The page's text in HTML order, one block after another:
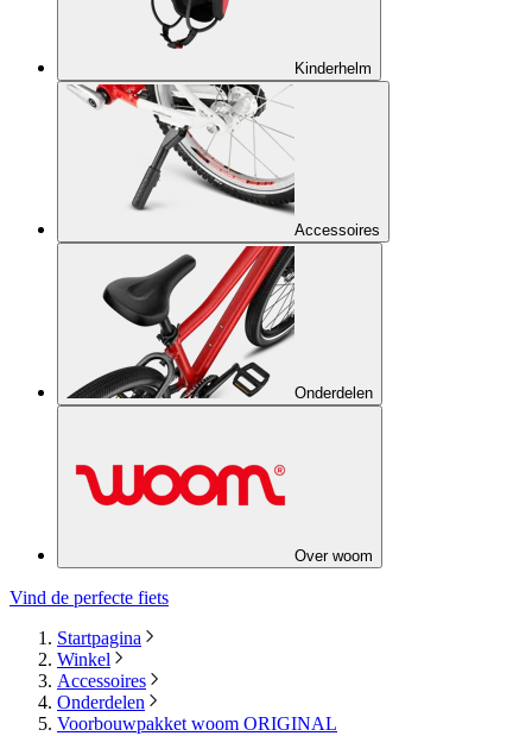
Kinderhelm
Accessoires
Onderdelen
Over woom
Vind de perfecte fiets
Startpagina
Winkel
Accessoires
Onderdelen
Voorbouwpakket woom ORIGINAL